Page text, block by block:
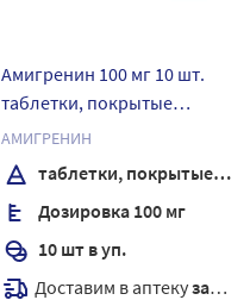
Амигренин 100 мг 10 шт.
таблетки, покрытые
пленочной оболочкой
АМИГРЕНИН
таблетки, покрытые пленочной оболочкой
Дозировка 100 мг
10 шт в уп.
Доставим в аптекузавтра